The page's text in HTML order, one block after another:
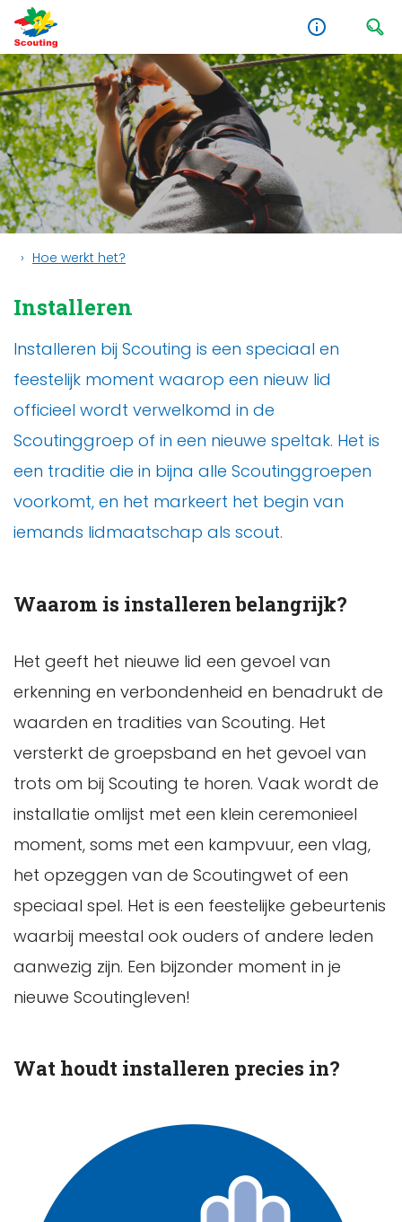
Hoe werkt het?
Installeren
Installeren bij Scouting is een speciaal en
feestelijk moment waarop een nieuw lid
officieel wordt verwelkomd in de
Scoutinggroep of in een nieuwe speltak. Het is
een traditie die in bijna alle Scoutinggroepen
voorkomt, en het markeert het begin van
iemands lidmaatschap als scout.
Waarom is installeren belangrijk?
Het geeft het nieuwe lid een gevoel van
erkenning en verbondenheid en benadrukt de
waarden en tradities van Scouting. Het
versterkt de groepsband en het gevoel van
trots om bij Scouting te horen. Vaak wordt de
installatie omlijst met een klein ceremonieel
moment, soms met een kampvuur, een vlag,
het opzeggen van de Scoutingwet of een
speciaal spel. Het is een feestelijke gebeurtenis
waarbij meestal ook ouders of andere leden
aanwezig zijn. Een bijzonder moment in je
nieuwe Scoutingleven!
Wat houdt installeren precies in?